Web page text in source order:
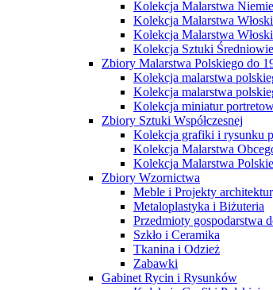
Kolekcja Malarstwa
Kolekcja Malarstwa
Kolekcja Malarstwa
Kolekcja Sztuki
Zbiory Malarstwa Polskiego do
Kolekcja malarstwa
Kolekcja malarstwa
Kolekcja miniatur
Zbiory Sztuki Współczesnej
Kolekcja grafiki i rysunku
Kolekcja Malarstwa
Kolekcja Malarstwa
Zbiory Wzornictwa
Meble i Projekty
Metaloplastyka i Biżuteria
Przedmioty gospodarstwa
Szkło i Ceramika
Tkanina i Odzież
Zabawki
Gabinet Rycin i Rysunków